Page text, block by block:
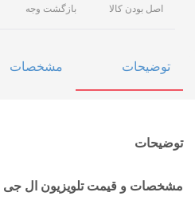
اصل بودن کالا
بازگشت وجه
توضیحات مشخصات
توضیحات
مشخصات و قیمت تلویزیون ال جی c1 65